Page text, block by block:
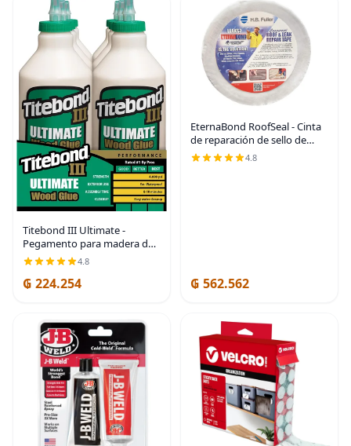
Titebond III Ultimate -
Pegamento para madera de
32 onzas (paquete de 6) –
Adhesivo profesional para
carpintería premium,
4.8
₲ 224.254
EternaBond RoofSeal - Cinta
de reparación de sello de
techo para RV de 3.8 cm x 50
pies con microsellador UV
4.8
₲ 562.562